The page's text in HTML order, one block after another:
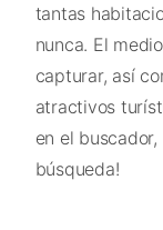
tantas
nunca. El
capturar, así
atractivos
en el
búsqueda!